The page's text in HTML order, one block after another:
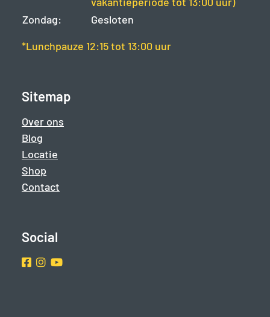
Zondag:
Gesloten
*Lunchpauze 12:15 tot 13:00 uur
Sitemap
Over ons
Blog
Locatie
Shop
Contact
Social
Facebook
Instragram
Youtube